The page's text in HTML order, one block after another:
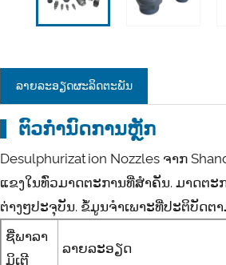
ລາຍ​ລະ​ອຽດ​ຜະ​ລິດ​ຕະ​ພັນ
ຕົວກໍານົດການຫຼັກ
Desulphurization Nozzles ຈາກ
ແຂງໃນທົ່ວມາດຕະການທີ່ສໍາຄັນ. ມາດ​ຕ
ຕ່າງໆ​ປະ​ຈຸ​ບັນ​. ຂໍ້ມູນຈໍາເພາະທີ່ປະຕິບັດຕ
ຊື່ພາລາ
ມິເຕີ
ລາຍລະອຽດ